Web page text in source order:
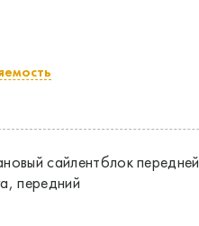
сайлентблок передней
передний